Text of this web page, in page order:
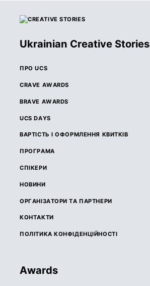
Ukrainian Creative Stories
ПРО UCS
CRAVE AWARDS
BRAVE AWARDS
UCS DAYS
ВАРТІСТЬ І ОФОРМЛЕННЯ КВИТКІВ
ПРОГРАМА
СПІКЕРИ
НОВИНИ
ОРГАНІЗАТОРИ ТА ПАРТНЕРИ
КОНТАКТИ
ПОЛІТИКА КОНФІДЕНЦІЙНОСТІ
Awards